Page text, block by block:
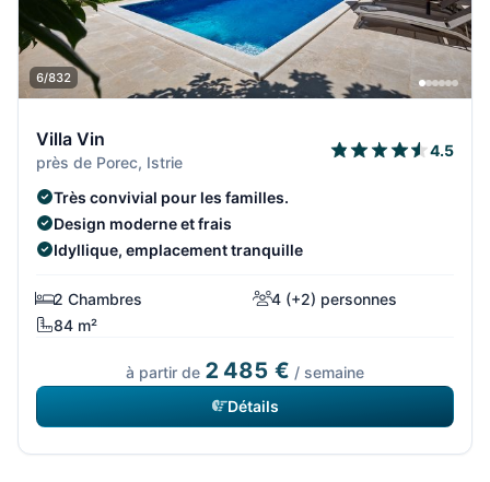
6/832
Villa Vin
près de Porec, Istrie
4.5
Très convivial pour les familles.
Design moderne et frais
Idyllique, emplacement tranquille
2 Chambres
4 (+2) personnes
84 m²
à partir de 2 485 € / semaine
Détails